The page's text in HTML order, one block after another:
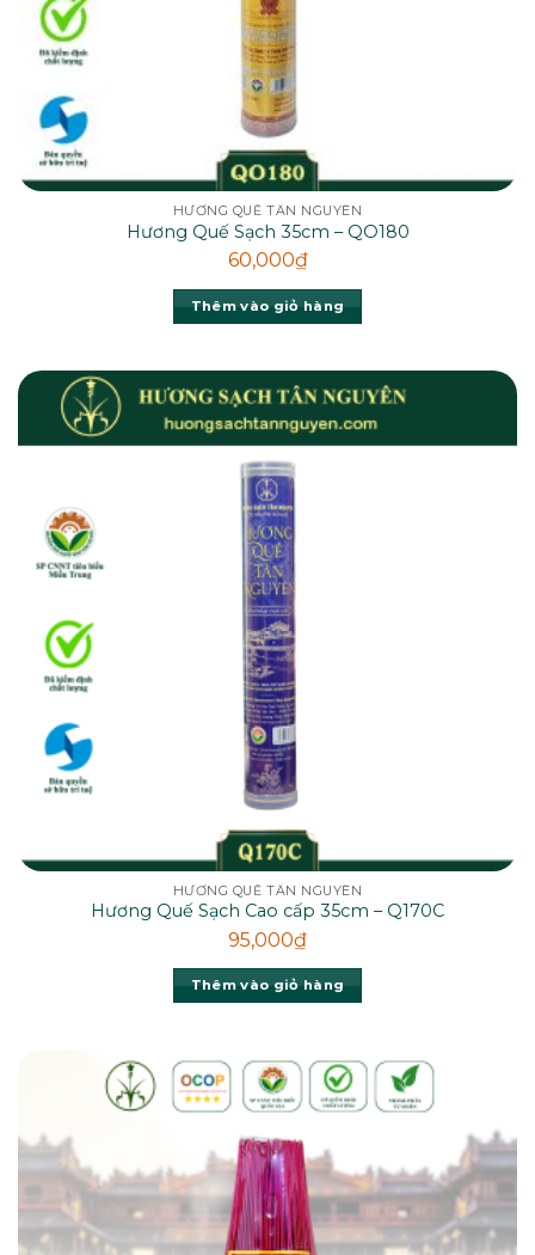
HƯƠNG QUẾ TÂN NGUYÊN
Hương Quế Sạch 35cm – QO180
60,000₫
Thêm vào giỏ hàng
HƯƠNG QUẾ TÂN NGUYÊN
Hương Quế Sạch Cao cấp 35cm – Q170C
95,000₫
Thêm vào giỏ hàng